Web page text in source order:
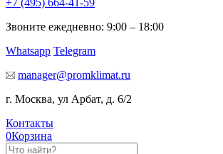
+7 (495) 664-41-59
Звоните ежедневно: 9:00 – 18:00
Whatsapp Telegram
manager@promklimat.ru
г. Москва, ул Арбат, д. 6/2
Контакты
0Корзина